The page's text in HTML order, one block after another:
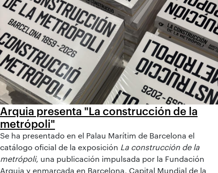
Arquia presenta "La construcción de la
metrópoli"
Se ha presentado en el Palau Marítim de Barcelona el
catálogo oficial de la exposición La construcción de la
metrópoli, una publicación impulsada por la Fundación
Arquia y enmarcada en Barcelona, Capital Mundial de la